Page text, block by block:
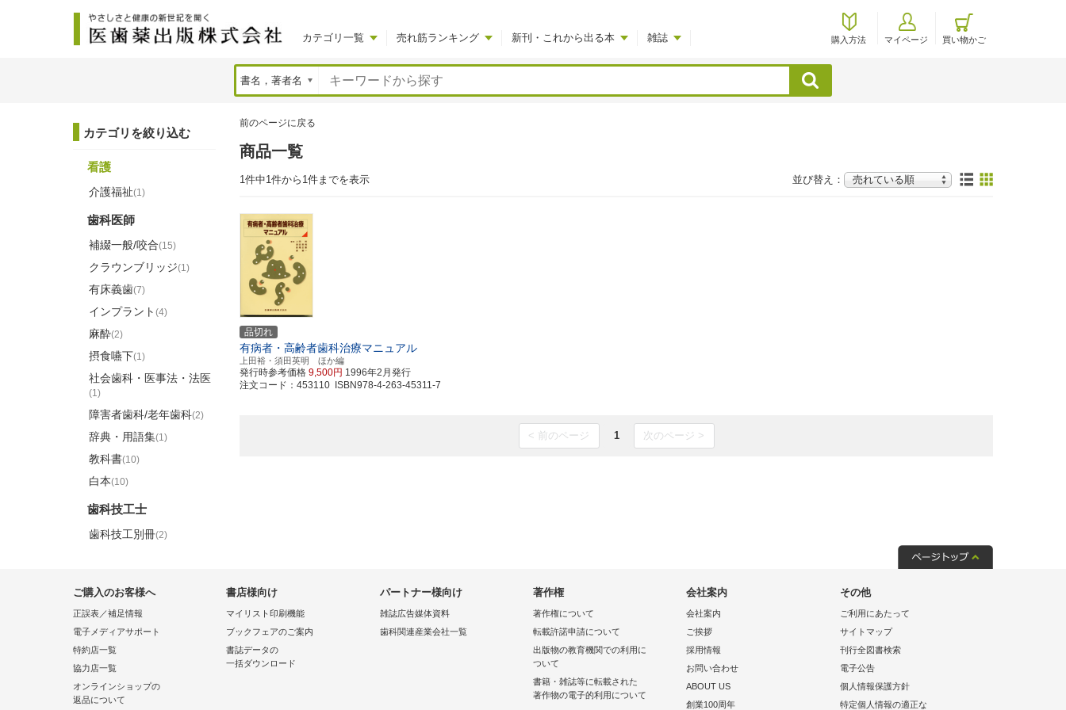
カテゴリ一覧 売れ筋ランキング 新刊・これから出る本 雑誌 購入方法 マイページ 買い物かご
検索
前のページに戻る
商品一覧
1件中1件から1件までを表示 並び替え：
品切れ
有病者・高齢者歯科治療マニュアル
上田裕・須田英明 ほか編
発行時参考価格 9,500円 1996年2月発行
注文コード：453110 ISBN978-4-263-45311-7
< 前のページ 1 次のページ >
カテゴリを絞り込む
看護
介護福祉(1)
歯科医師
補綴一般/咬合(15)
クラウンブリッジ(1)
有床義歯(7)
インプラント (4)
麻酔(2)
摂食嚥下(1)
社会歯科・医事法・法医
(1)
障害者歯科/老年歯科(2)
辞典・用語集(1)
教科書(10)
白本(10)
歯科技工士
歯科技工別冊(2)
ご購入のお客様へ
正誤表／補足情報
電子メディアサポート
特約店一覧
協力店一覧
オンラインショップの
返品について
書店様向け
マイリスト印刷機能
ブックフェアのご案内
書誌データの
一括ダウンロード
パートナー様向け
雑誌広告媒体資料
歯科関連産業会社一覧
著作権
著作権について
転載許諾申請について
出版物の教育機関での利用に
ついて
書籍・雑誌等に転載された
著作物の電子的利用について
会社案内
会社案内
ご挨拶
採用情報
お問い合わせ
ABOUT US
創業100周年
その他
ご利用にあたって
サイトマップ
刊行全図書検索
電子公告
個人情報保護方針
特定個人情報の適正な